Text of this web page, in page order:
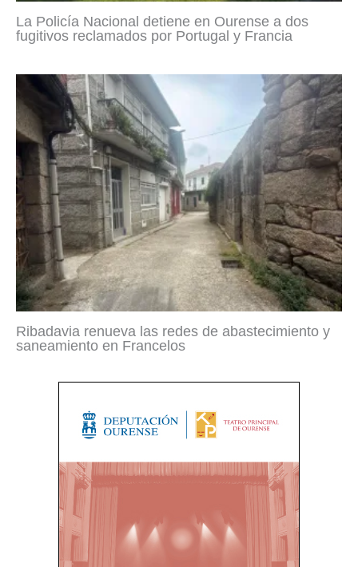
La Policía Nacional detiene en Ourense a dos
fugitivos reclamados por Portugal y Francia
Ribadavia renueva las redes de abastecimiento y
saneamiento en Francelos